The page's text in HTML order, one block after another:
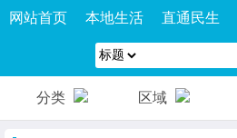
网站首页 本地生活 直通民生
分类 区域